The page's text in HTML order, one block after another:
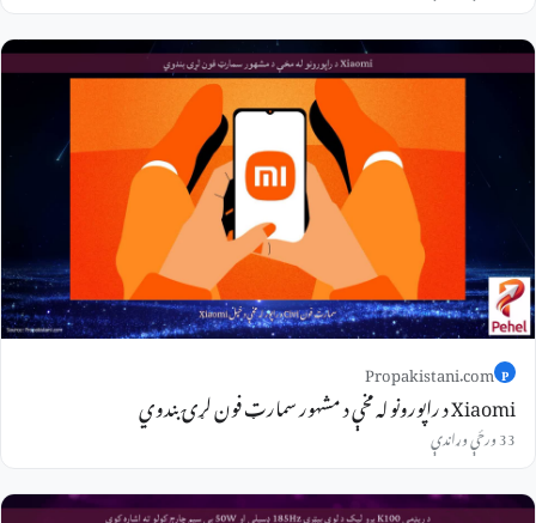
P
Propakistani.com
Xiaomi د راپورونو له مخې د مشهور سمارټ فون لړۍ بندوي
33 ورځې وړاندې